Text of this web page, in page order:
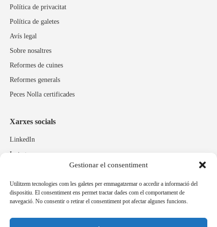
Gestionar el consentiment
Utilitzem tecnologies com les galetes per emmagatzemar o accedir a informació del
dispositiu. El consentiment ens permet tractar dades com el comportament de
navegació. No consentir o retirar el consentiment pot afectar algunes funcions.
Política de privacitat
Política de galetes
Avís legal
Sobre nosaltres
Reformes de cuines
Reformes generals
Peces Nolla certificades
Xarxes socials
LinkedIn
Instagram
Marques relacionades